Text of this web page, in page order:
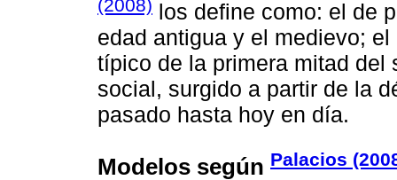
(2008) los define como: el de
edad antigua y el medievo;
típico de la primera mitad del
social, surgido a partir de la
pasado hasta hoy en día.
Modelos según Palacios